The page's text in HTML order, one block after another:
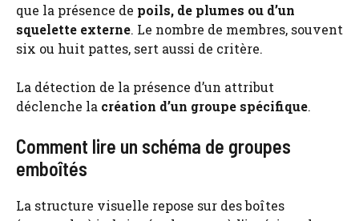
que la présence de poils, de plumes ou d’un
squelette externe. Le nombre de membres, souvent
six ou huit pattes, sert aussi de critère.
La détection de la présence d’un attribut
déclenche la création d’un groupe spécifique.
Comment lire un schéma de groupes
emboîtés
La structure visuelle repose sur des boîtes